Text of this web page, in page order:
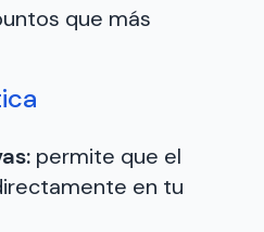
que más
permite que el
en tu